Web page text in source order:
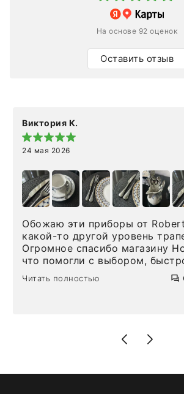
На основе 92 оценок
Оставить отзыв
Виктория К.
24 мая 2026
Обожаю эти приборы от
какой-то другой уровень
Огромное спасибо магазину
что помогли с выбором,
доставкой и высоким
была здесь лично, забирала
внутри очень много
Позже заказывала остальные
доставили сдэком на
отвечает очень быстро.
Читать полностью